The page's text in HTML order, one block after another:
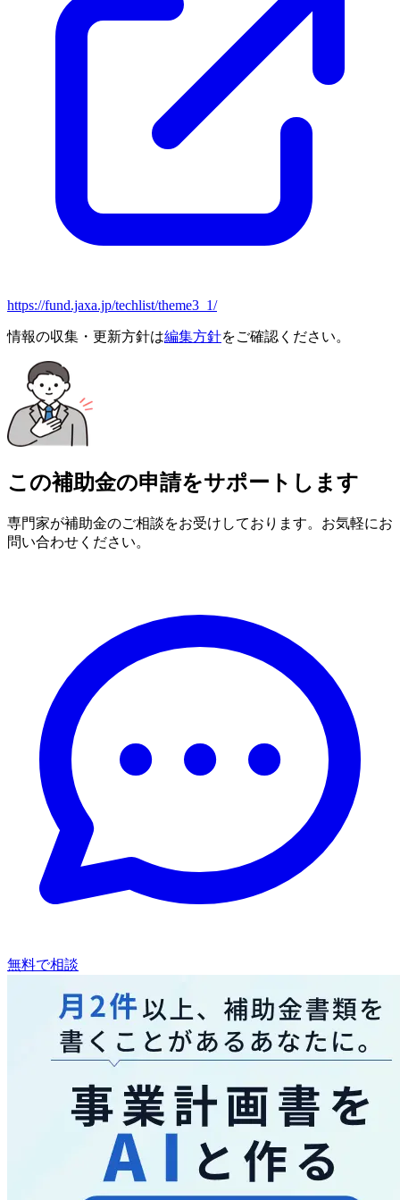
https://fund.jaxa.jp/techlist/theme3_1/
情報の収集・更新方針は編集方針をご確認ください。
この補助金の申請をサポートします
専門家が補助金のご相談をお受けしております。お気軽にお
問い合わせください。
無料で相談